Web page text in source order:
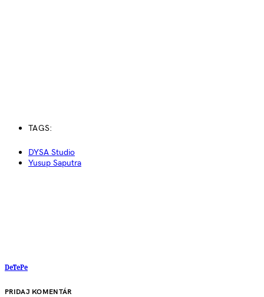
TAGS:
DYSA Studio
Yusup Saputra
DeTePe
PRIDAJ KOMENTÁR